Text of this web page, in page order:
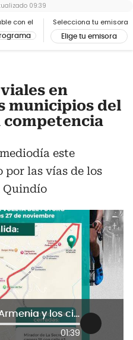
con el Selecciona tu emisora
Elige tu emisora
09:39
en
municipios del
este
las vías de los
Quindío
Director de Setta Armenia y los cierres viales
01:39